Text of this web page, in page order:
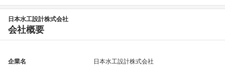
日本水工設計株式会社
会社概要
企業名 日本水工設計株式会社